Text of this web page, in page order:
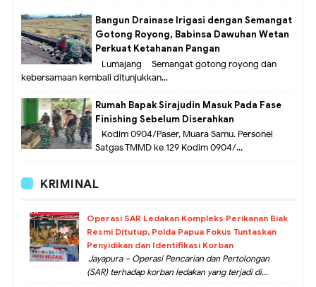
Bangun Drainase Irigasi dengan Semangat
Gotong Royong, Babinsa Dawuhan Wetan
Perkuat Ketahanan Pangan
Lumajang – Semangat gotong royong dan
kebersamaan kembali ditunjukkan...
Rumah Bapak Sirajudin Masuk Pada Fase
Finishing Sebelum Diserahkan
Kodim 0904/Paser, Muara Samu. Personel
Satgas TMMD ke 129 Kodim 0904/...
KRIMINAL
Operasi SAR Ledakan Kompleks Perikanan Biak
Resmi Ditutup, Polda Papua Fokus Tuntaskan
Penyidikan dan Identifikasi Korban
Jayapura – Operasi Pencarian dan Pertolongan
(SAR) terhadap korban ledakan yang terjadi di...